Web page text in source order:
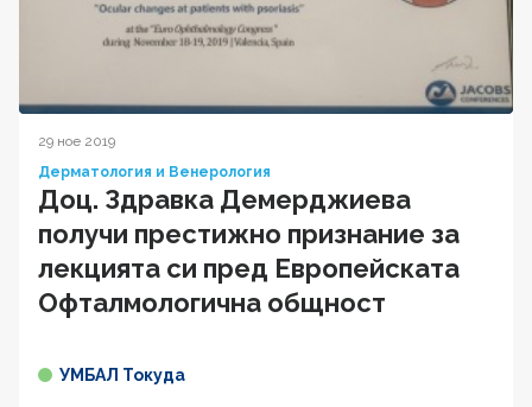
29 ное 2019
Дерматология и Венерология
Доц. Здравка Демерджиева
получи престижно признание за
лекцията си пред Европейската
Офталмологична общност
УМБАЛ Токуда